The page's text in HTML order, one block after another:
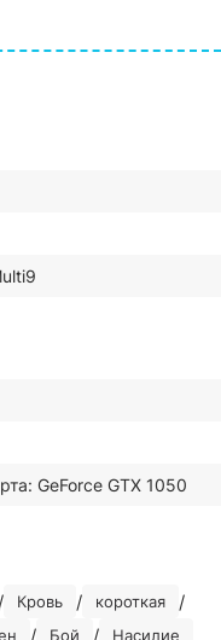
GeForce GTX 1050
/ Кровь / короткая /
/ Бой / Насилие